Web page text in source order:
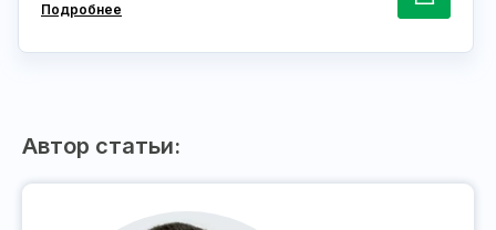
Подробнее
Автор статьи: